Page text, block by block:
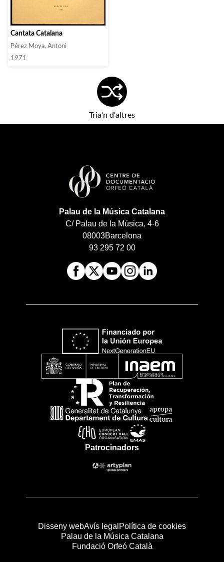
Cantata Catalana
Pérez Moya, Antoni
1971
Tria'n d'altres
Palau de la Música Catalana
C/ Palau de la Música, 4-6
08003Barcelona
93 295 72 00
Patrocinadors
Disseny webAvís legal Política de cookies
Palau de la Música Catalana
Fundació Orfeó Català